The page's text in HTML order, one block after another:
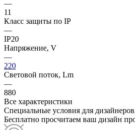
—
11
Класс защиты по IP
—
IP20
Напряжение, V
—
220
Световой поток, Lm
—
880
Все характеристики
Специальные условия для
Бесплатно просчитаем ваш дизайн